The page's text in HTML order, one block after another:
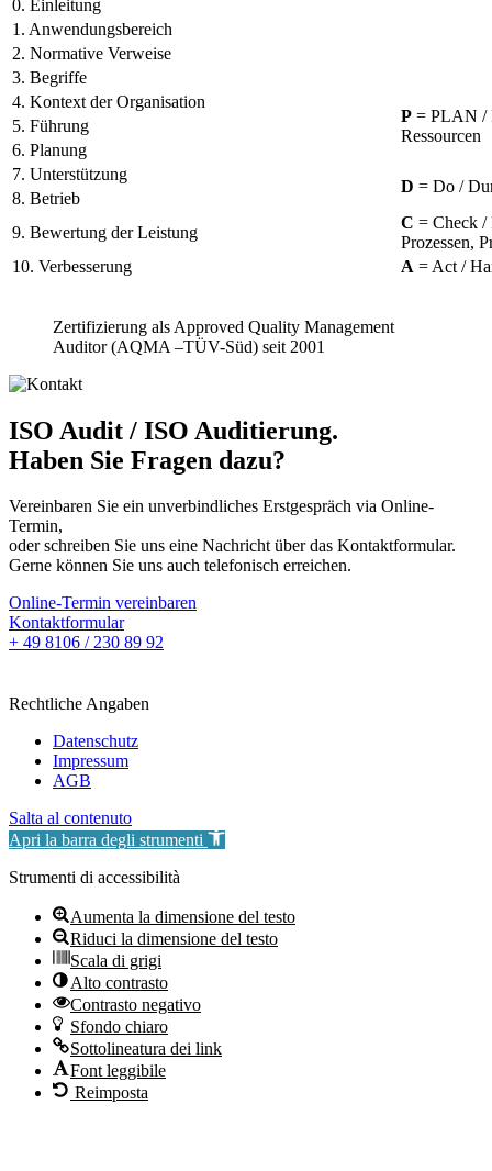
0. Einleitung
1. Anwendungsbereich
2. Normative Verweise
3. Begriffe
4. Kontext der Organisation
P = PLAN /
Ressourcen
5. Führung
6. Planung
7. Unterstützung
D = Do /
8. Betrieb
9. Bewertung der Leistung
C = Check /
Prozessen,
10. Verbesserung
A = Act /
Zertifizierung als Approved Quality Management
Auditor (AQMA –TÜV-Süd) seit 2001
ISO Audit / ISO Auditierung.
Haben Sie Fragen dazu?
Vereinbaren Sie ein unverbindliches Erstgespräch via Online-
Termin,
oder schreiben Sie uns eine Nachricht über das Kontaktformular.
Gerne können Sie uns auch telefonisch erreichen.
Online-Termin vereinbaren
Kontaktformular
+ 49 8106 / 230 89 92
Rechtliche Angaben
Datenschutz
Impressum
AGB
Salta al contenuto
Apri la barra degli strumenti
Strumenti di accessibilità
Aumenta la dimensione del testo
Riduci la dimensione del testo
Scala di grigi
Alto contrasto
Contrasto negativo
Sfondo chiaro
Sottolineatura dei link
Font leggibile
Reimposta